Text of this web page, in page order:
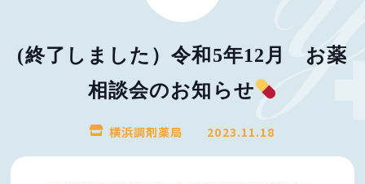
(終了しました）令和5年12月 お薬
相談会のお知らせ
横浜調剤薬局 2023.11.18